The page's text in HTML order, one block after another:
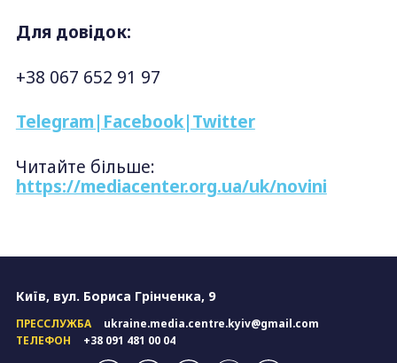
Для довідок:
+38 067 652 91 97
Telegram| Facebook|Twitter
Читайте більше:
https://mediacenter.org.ua/uk/novini
Київ, вул. Бориса Грінченка, 9
ПРЕССЛУЖБА
ukraine.media.centre.kyiv@gmail.com
ТЕЛЕФОН
+38 091 481 00 04